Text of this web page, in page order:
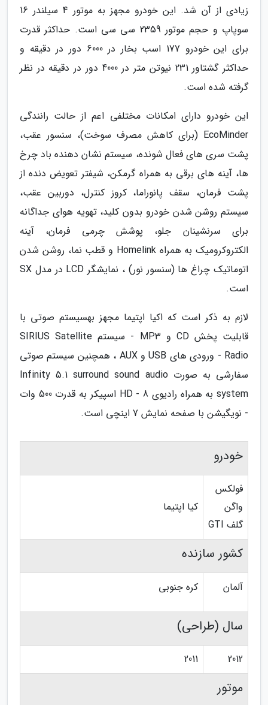
زیادی از آن شد. این خودرو مجهز به موتور 4 سیلندر 16
سوپاپ و حجم موتور 2359 سی سی است. حداکثر قدرت
برای این خودرو 177 اسب بخار در 6000 دور در دقیقه و
حداکثر گشتاور 231 نیوتن متر در 4000 دور در دقیقه در نظر
گرفته شده است.
این خودرو دارای امکانات مختلفی اعم از حالت رانندگی
EcoMinder (برای کاهش مصرف سوخت)، سنسور عقب،
پشت سری های فعال شونده، سیستم نشان دهنده باد چرخ
ها، آینه های برقی به همراه گرمکن، شیفتر تعویض دنده از
پشت فرمان، سقف پانوراما، کروز کنترل، دوربین عقب،
سیستم روشن شدن خودرو بدون کلید، تهویه هوای جداگانه
برای سرنشینان جلو، پوشش چرمی فرمان، آینه
الکتروکرومیک به همراه Homelink و قطب نما، روشن شدن
اتوماتیک چراغ ها (سنسور نور) ، نمایشگر LCD در مدل SX
است.
لازم به ذکر است که اکیا اپتیما مجهز بهسیستم صوتی با
قابلیت پخش CD و MP3 - سیستم SIRIUS Satellite
Radio - ورودی های USB و AUX ، همچنین سیستم صوتی
سفارشی به صورت Infinity 5.1 surround sound audio
system به همراه رادیوی HD - 8 اسپیکر به قدرت 500 وات
- نویگیشن با صفحه نمایش 7 اینچی است.
خودرو
فولکس
واگن
گلف GTI
کیا اپتیما
کشور سازنده
آلمان کره جنوبی
سال (طراحی)
2012
2011
موتور